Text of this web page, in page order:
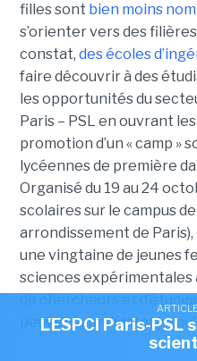
L'ESPCI Paris-PSL
filles sont bien moins
s’orienter vers des
constat, des écoles
faire découvrir à des
les opportunités du
Paris – PSL en ouvrant
promotion d’un « camp »
lycéennes de première
Organisé du 19 au 24
scolaires sur le campus de
arrondissement de
une vingtaine de jeunes
sciences expérimentales
peuvent candidater